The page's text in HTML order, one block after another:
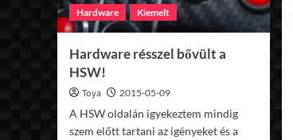
Hardware Kiemelt
Hardware résszel bővült a
HSW!
Toya 2015-05-09
A HSW oldalán igyekeztem mindig
szem előtt tartani az igényeket és a